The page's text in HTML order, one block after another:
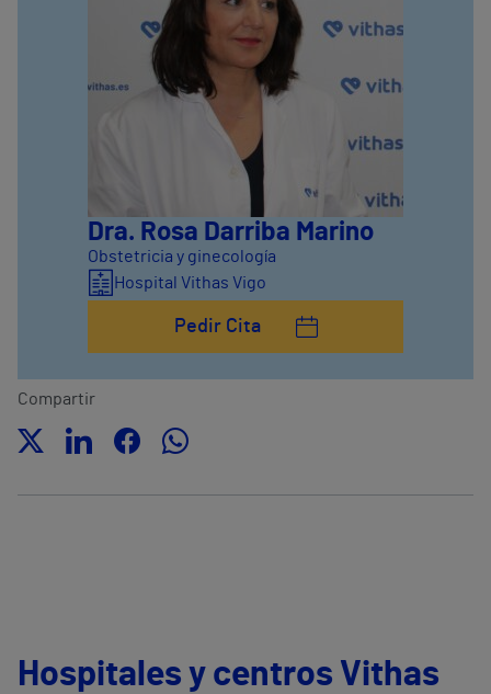
Dra. Rosa Darriba Marino
Obstetricia y ginecología
Hospital Vithas Vigo
Pedir Cita
Compartir
Hospitales y centros Vithas